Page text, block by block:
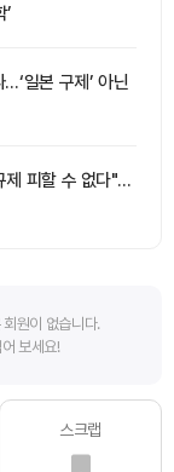
일본 구제’ 아닌
제 피할 수 없다"…
원이 없습니다.
보세요!
스크랩